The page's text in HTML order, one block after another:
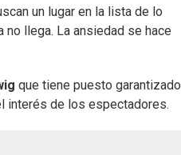
un lugar en la lista de lo
llega. La ansiedad se hace
que tiene puesto garantizado
interés de los espectadores.